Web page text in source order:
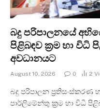
බදු පරිපාලනයේ
පිළිබඳව ක්‍රම හා විධි
අවධානයට
August 10, 2026 0 2
බදු පරිපාලන ප්‍රතිසංස්කරණ
පාර්ලිමේන්තු ක්‍රම හා විධි